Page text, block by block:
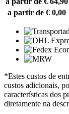
a partir de € 0,00
*Estes custos de
custos adicionais,
características dos
diretamente na